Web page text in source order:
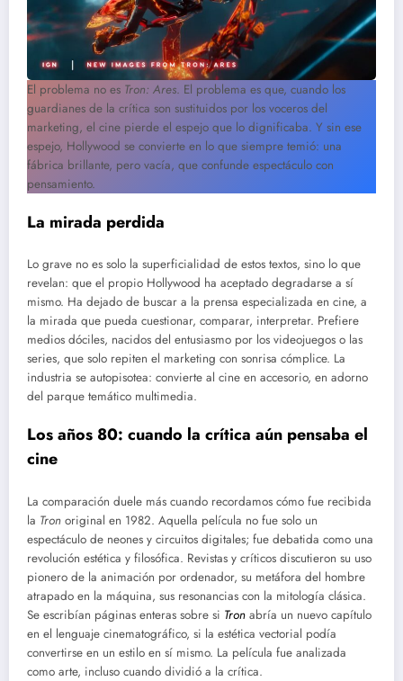
El problema no es Tron: Ares. El problema es que, cuando los
guardianes de la crítica son sustituidos por los voceros del
marketing, el cine pierde el espejo que lo dignificaba. Y sin ese
espejo, Hollywood se convierte en lo que siempre temió: una
fábrica brillante, pero vacía, que confunde espectáculo con
pensamiento.
La mirada perdida
Lo grave no es solo la superficialidad de estos textos, sino lo que
revelan: que el propio Hollywood ha aceptado degradarse a sí
mismo. Ha dejado de buscar a la prensa especializada en cine, a
la mirada que pueda cuestionar, comparar, interpretar. Prefiere
medios dóciles, nacidos del entusiasmo por los videojuegos o las
series, que solo repiten el marketing con sonrisa cómplice. La
industria se autopisotea: convierte al cine en accesorio, en adorno
del parque temático multimedia.
Los años 80: cuando la crítica aún pensaba el
cine
La comparación duele más cuando recordamos cómo fue recibida
la Tron original en 1982. Aquella película no fue solo un
espectáculo de neones y circuitos digitales; fue debatida como una
revolución estética y filosófica. Revistas y críticos discutieron su uso
pionero de la animación por ordenador, su metáfora del hombre
atrapado en la máquina, sus resonancias con la mitología clásica.
Se escribían páginas enteras sobre si Tron abría un nuevo capítulo
en el lenguaje cinematográfico, si la estética vectorial podía
convertirse en un estilo en sí mismo. La película fue analizada
como arte, incluso cuando dividió a la crítica.